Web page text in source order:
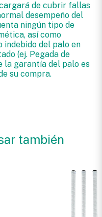
de cubrir fallas
desempeño del
ningún tipo de
así como
indebido del palo en
(ej. Pegada de
la garantía del palo es
su compra.
también